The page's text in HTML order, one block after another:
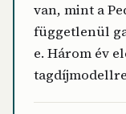
van, mint a
függetlenül
e. Három év